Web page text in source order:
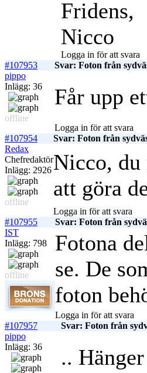
Fridens,
Nicco
Logga in för att svara
#107953
Svar: Foton från
pippo
Inlägg: 36
offline
Får upp
Logga in för att svara
#107954
Svar: Foton från
Redax
Chefredaktör
Inlägg: 2926
offline
Nicco, du
att göra
Logga in för att svara
#107955
Svar: Foton från
IST
Inlägg: 798
offline
Fotona
se. De
foton
Logga in för att svara
#107957
Svar: Foton från
pippo
Inlägg: 36
..